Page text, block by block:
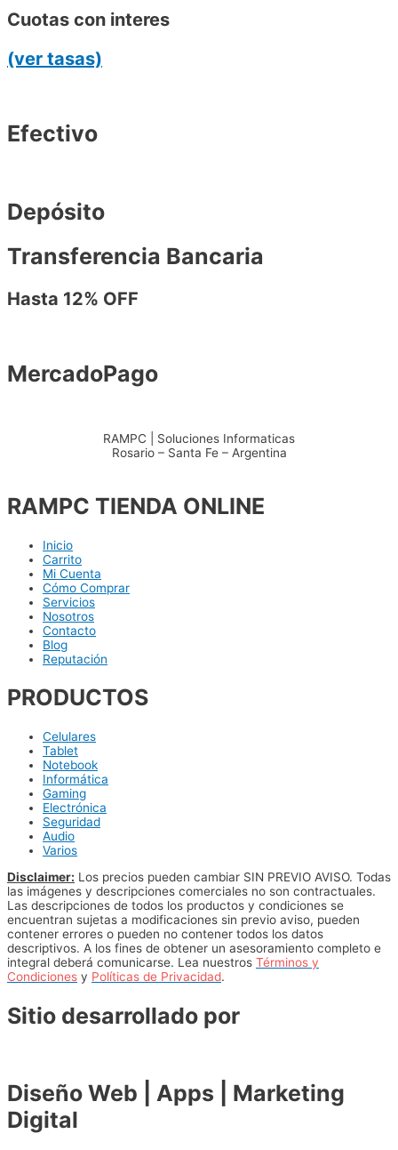
Cuotas con interes
(ver tasas)
Efectivo
Depósito
Transferencia Bancaria
Hasta 12% OFF
MercadoPago
RAMPC | Soluciones Informaticas
Rosario – Santa Fe – Argentina
RAMPC TIENDA ONLINE
Inicio
Carrito
Mi Cuenta
Cómo Comprar
Servicios
Nosotros
Contacto
Blog
Reputación
PRODUCTOS
Celulares
Tablet
Notebook
Informática
Gaming
Electrónica
Seguridad
Audio
Varios
Disclaimer: Los precios pueden cambiar SIN PREVIO AVISO. Todas
las imágenes y descripciones comerciales no son contractuales.
Las descripciones de todos los productos y condiciones se
encuentran sujetas a modificaciones sin previo aviso, pueden
contener errores o pueden no contener todos los datos
descriptivos. A los fines de obtener un asesoramiento completo e
integral deberá comunicarse. Lea nuestros Términos y
Condiciones y Políticas de Privacidad.
Sitio desarrollado por
Diseño Web | Apps | Marketing
Digital